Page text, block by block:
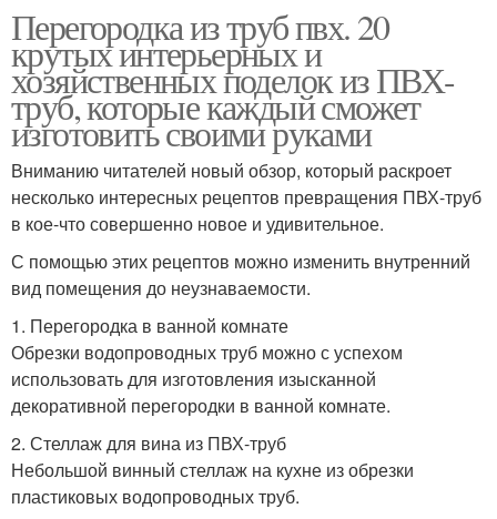
Перегородка из труб пвх. 20
крутых интерьерных и
хозяйственных поделок из ПВХ-
труб, которые каждый сможет
изготовить своими руками
Вниманию читателей новый обзор, который раскроет
несколько интересных рецептов превращения ПВХ-труб
в кое-что совершенно новое и удивительное.
С помощью этих рецептов можно изменить внутренний
вид помещения до неузнаваемости.
1. Перегородка в ванной комнате
Обрезки водопроводных труб можно с успехом
использовать для изготовления изысканной
декоративной перегородки в ванной комнате.
2. Стеллаж для вина из ПВХ-труб
Небольшой винный стеллаж на кухне из обрезки
пластиковых водопроводных труб.